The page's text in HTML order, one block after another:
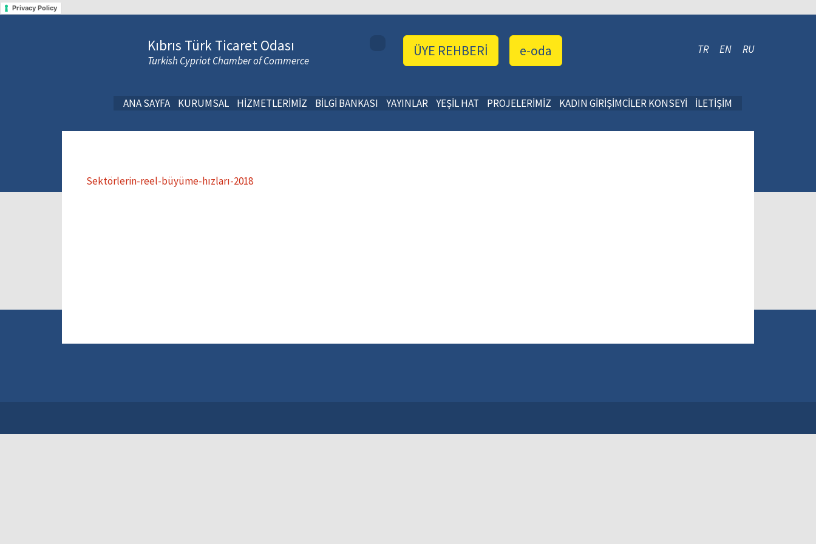
Privacy Policy
Kıbrıs Türk Ticaret Odası
Turkish Cypriot Chamber of Commerce
TR EN RU
e-oda
ÜYE REHBERİ
ANA SAYFA KURUMSAL HİZMETLERİMİZ BİLGİ BANKASI YAYINLAR YEŞİL HAT PROJELERİMİZ KADIN GİRİŞİMCİLER KONSEYİ İLETİŞİM
Sektörlerin-reel-büyüme-hızları-2018